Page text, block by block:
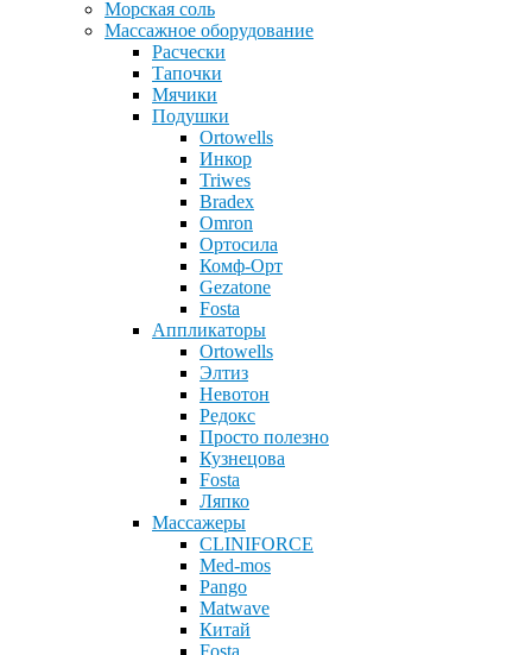
Морская соль
Массажное оборудование
Расчески
Тапочки
Мячики
Подушки
Ortowells
Инкор
Triwes
Bradex
Omron
Ортосила
Комф-Орт
Gezatone
Fosta
Аппликаторы
Ortowells
Элтиз
Невотон
Редокс
Просто полезно
Кузнецова
Fosta
Ляпко
Массажеры
CLINIFORCE
Med-mos
Pango
Matwave
Китай
Fosta